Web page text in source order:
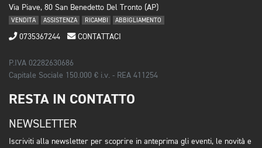
Via Piave, 80 San Benedetto Del Tronto (AP)
VENDITA ASSISTENZA RICAMBI ABBIGLIAMENTO
0735367244 CONTATTACI
P.IVA 02282630686
Capitale Sociale 150.000 € i.v. - REA 411254
RESTA IN CONTATTO
NEWSLETTER
Iscriviti alla newsletter per scoprire in anteprima gli eventi, le novità e